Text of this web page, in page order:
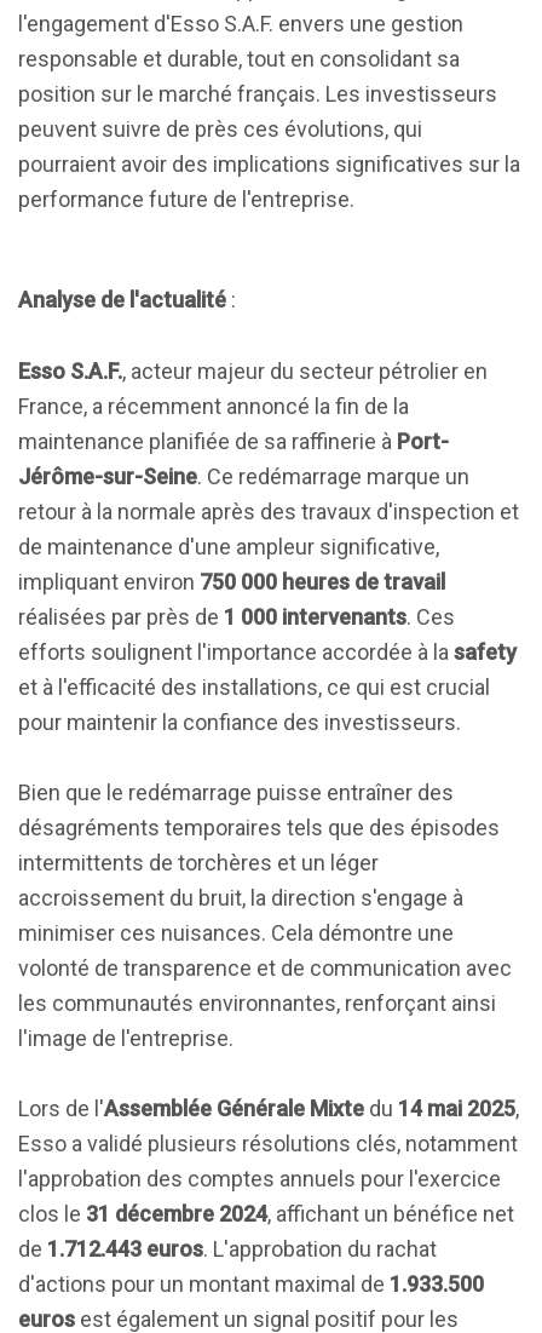
l'engagement d'Esso S.A.F. envers une gestion
responsable et durable, tout en consolidant sa
position sur le marché français. Les investisseurs
peuvent suivre de près ces évolutions, qui
pourraient avoir des implications significatives sur la
performance future de l'entreprise.
Analyse de l'actualité :
Esso S.A.F., acteur majeur du secteur pétrolier en
France, a récemment annoncé la fin de la
maintenance planifiée de sa raffinerie à Port-
Jérôme-sur-Seine. Ce redémarrage marque un
retour à la normale après des travaux d'inspection et
de maintenance d'une ampleur significative,
impliquant environ 750 000 heures de travail
réalisées par près de 1 000 intervenants. Ces
efforts soulignent l'importance accordée à la safety
et à l'efficacité des installations, ce qui est crucial
pour maintenir la confiance des investisseurs.
Bien que le redémarrage puisse entraîner des
désagréments temporaires tels que des épisodes
intermittents de torchères et un léger
accroissement du bruit, la direction s'engage à
minimiser ces nuisances. Cela démontre une
volonté de transparence et de communication avec
les communautés environnantes, renforçant ainsi
l'image de l'entreprise.
Lors de l'Assemblée Générale Mixte du 14 mai 2025,
Esso a validé plusieurs résolutions clés, notamment
l'approbation des comptes annuels pour l'exercice
clos le 31 décembre 2024, affichant un bénéfice net
de 1.712.443 euros. L'approbation du rachat
d'actions pour un montant maximal de 1.933.500
euros est également un signal positif pour les